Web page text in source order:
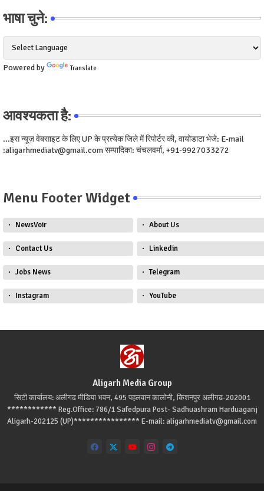
भाषा चुने:
Powered by Translate
आवश्यकता है:
...इस न्यूज़ वेबसाइट के लिए UP के प्रत्येक जिले में रिपोर्टर की, वायोडाटा भेजे: E-mail
:aligarhmediatv@gmail.com सम्पादिका: चंचलवर्मा, +91-9927033272
Menu Footer Widget
NewsVoir About Us
Contact Us Linkedin
Jobs News Telegram
Instagram YouTube
Aligarh Media Group
सिटी कार्यालय: अलीगढ मीडिया भवन, 495 पहलवान कालोनी, किशनपुर अलीगढ-202001
************ Reg.Office: 786/1 Safedpura Post- Sadhuashram Harduaganj
Aligarh-202125 (UP)**************** E-mail: aligarhmediatv@gmail.com